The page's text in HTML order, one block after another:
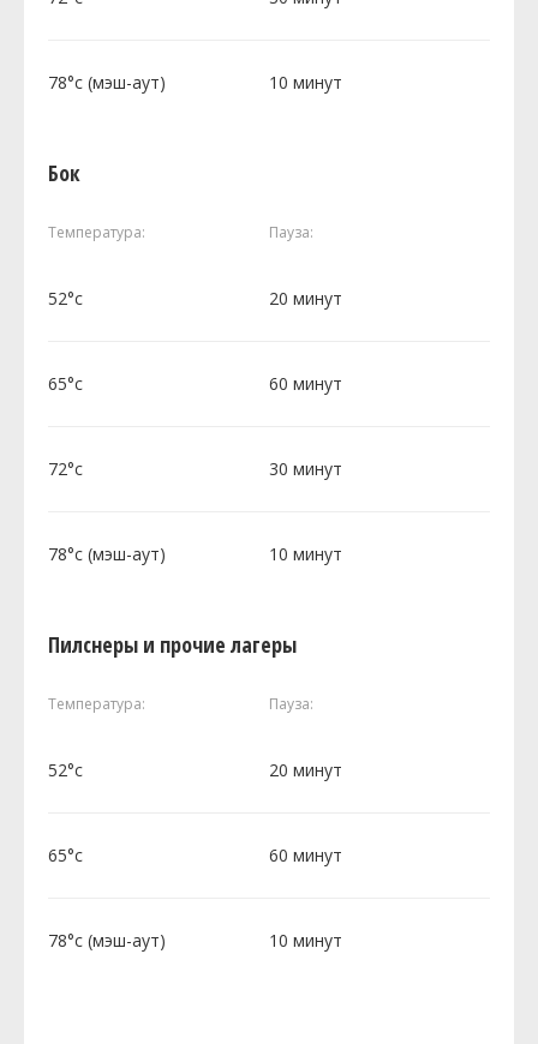
78°c (мэш-аут) 10 минут
Бок
Температура: Пауза:
52°c 20 минут
65°c 60 минут
72°c 30 минут
78°c (мэш-аут) 10 минут
Пилснеры и прочие лагеры
Температура: Пауза:
52°c 20 минут
65°c 60 минут
78°c (мэш-аут) 10 минут